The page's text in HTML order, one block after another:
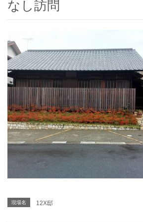
なし訪問
現場名 12X邸